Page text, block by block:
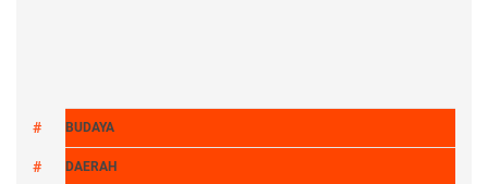
BUDAYA
DAERAH